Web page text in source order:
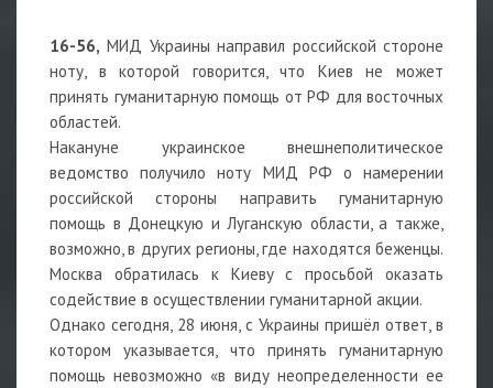
16-56, МИД Украины направил российской стороне
ноту, в которой говорится, что Киев не может
принять гуманитарную помощь от РФ для восточных
областей.
Накануне украинское внешнеполитическое
ведомство получило ноту МИД РФ о намерении
российской стороны направить гуманитарную
помощь в Донецкую и Луганскую области, а также,
возможно, в других регионы, где находятся беженцы.
Москва обратилась к Киеву с просьбой оказать
содействие в осуществлении гуманитарной акции.
Однако сегодня, 28 июня, с Украины пришёл ответ, в
котором указывается, что принять гуманитарную
помощь невозможно «в виду неопределенности ее